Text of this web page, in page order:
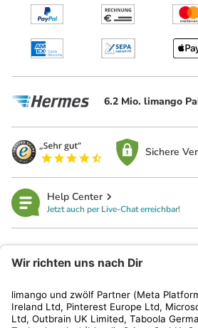
6.2 Mio. limango
Sichere
Help Center
Jetzt auch per Live-Chat erreichbar!
Kundenservice